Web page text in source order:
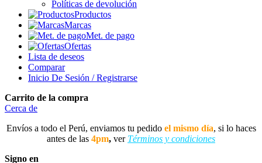
Políticas de devolución
Productos
Marcas
Met. de pago
Ofertas
Lista de deseos
Comparar
Inicio De Sesión / Registrarse
Carrito de la compra
Cerca de
Envíos a todo el Perú, enviamos tu pedido el mismo día, si lo haces
antes de las 4pm, ver Términos y condiciones
Signo en